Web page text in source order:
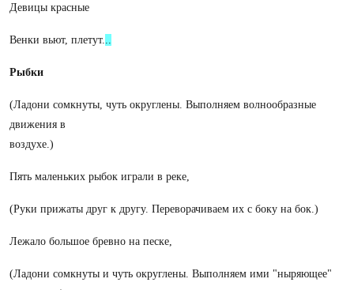
Девицы красные
Венки вьют, плетут...
Рыбки
(Ладони сомкнуты, чуть округлены. Выполняем волнообразные
движения в
воздухе.)
Пять маленьких рыбок играли в реке,
(Руки прижаты друг к другу. Переворачиваем их с боку на бок.)
Лежало большое бревно на песке,
(Ладони сомкнуты и чуть округлены. Выполняем ими "ныряющее"